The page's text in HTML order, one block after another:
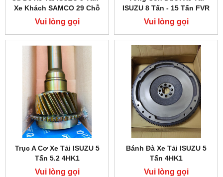
Xe Khách SAMCO 29 Chỗ
4HK1 5.2
Vui lòng gọi
ISUZU 8 Tấn - 15 Tấn FVR
FVM
Vui lòng gọi
Trục A Cơ Xe Tải ISUZU 5
Tấn 5.2 4HK1
Vui lòng gọi
Bánh Đà Xe Tải ISUZU 5
Tấn 4HK1
Vui lòng gọi